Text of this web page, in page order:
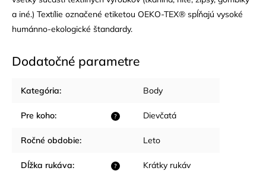
a iné.) Textílie označené etiketou OEKO-TEX® spĺňajú vysoké
humánno-ekologické štandardy.
Dodatočné parametre
Kategória: Body
?
Pre koho: Dievčatá
Ročné obdobie: Leto
?
Dĺžka rukáva: Krátky rukáv